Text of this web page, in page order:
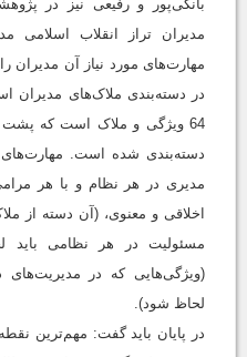
بانکی‌پور و رفیعی نیز در
مدیران تراز انقلاب اسلامی
مهارت‌های مورد نیاز آن مدیران
در دسته‌بندی ملاک‌های مدیران
64 ویژگی و ملاک است که
دسته‌بندی شده است. مهارت‌های
مدیری در هر نظام و با هر
اخلاقی و معنوی، (آن دسته از
مسئولیت در هر نظامی باید
(ویژگی‌هایی که در مدیریت‌های
لحاظ شود).
در پایان باید گفت: مهم‌ترین